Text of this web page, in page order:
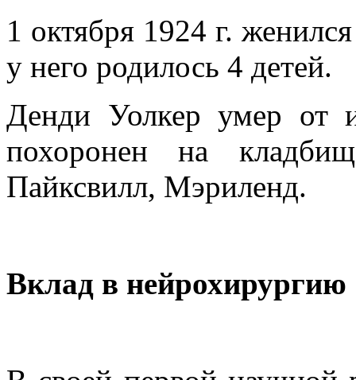
1 октября 1924 г.
у него родилось 4 детей.
Денди Уолкер умер от
похоронен на
Пайксвилл, Мэриленд.
Вклад в нейрохирургию